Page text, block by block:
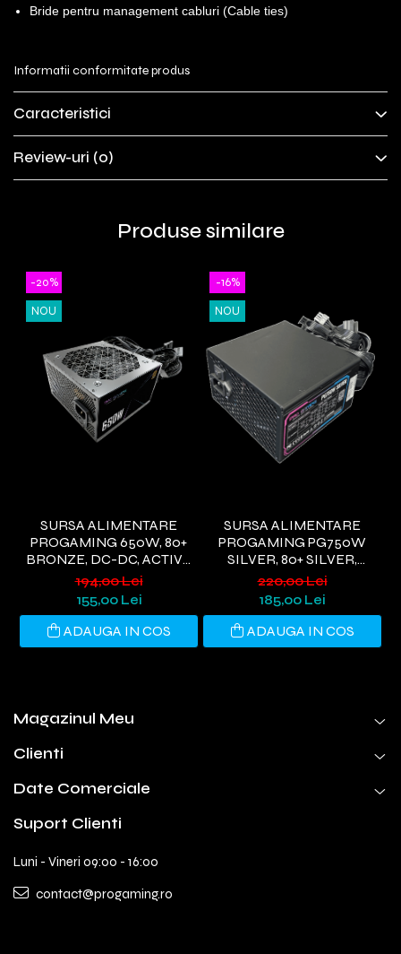
Bride pentru management cabluri (Cable ties)
Informatii conformitate produs
Caracteristici
Review-uri (0)
Produse similare
-20%
NOU
SURSA ALIMENTARE
PROGAMING 650W, 80+
BRONZE, DC-DC, ACTIVE
PFC,NEGRU
194,00 Lei
155,00 Lei
ADAUGA IN COS
-16%
NOU
SURSA ALIMENTARE
PROGAMING PG750W
SILVER, 80+ SILVER,
ACTIVE PFC, ULTRA QUIET,
NEGRU
220,00 Lei
185,00 Lei
ADAUGA IN COS
Magazinul Meu
Clienti
Date Comerciale
Suport Clienti
Luni - Vineri 09:00 - 16:00
contact@progaming.ro